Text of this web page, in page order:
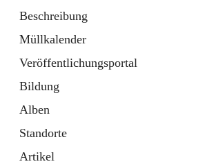
Beschreibung
Müllkalender
Veröffentlichungsportal
Bildung
Alben
Standorte
Artikel